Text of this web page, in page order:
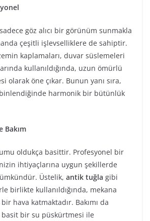
göz alıcı bir görünüm sunmakla
çeşitli işlevselliklere de sahiptir.
kaplamaları, duvar süslemeleri
kullanıldığında, uzun ömürlü
olarak öne çıkar. Bunun yanı sıra,
harmonik bir bütünlük
Bakım
oldukça basittir. Profesyonel bir
ihtiyaçlarına uygun şekillerde
Üstelik, antik tuğla gibi
birlikte kullanıldığında, mekana
hava katmaktadır. Bakımı da
basit bir su püskürtmesi ile